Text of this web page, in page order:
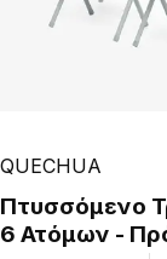
QUECHUA
Πτυσσόμενο Τραπέζι Κάμπινγκ με 4 Σκαμπό 4-
6 Ατόμων -